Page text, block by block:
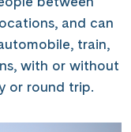
and can
train,
with or without
or round trip.